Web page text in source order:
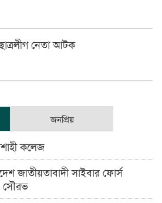
নেতা আটক
জনপ্রিয়
কলেজ
জাতীয়তাবাদী সাইবার ফোর্স
সৌরভ